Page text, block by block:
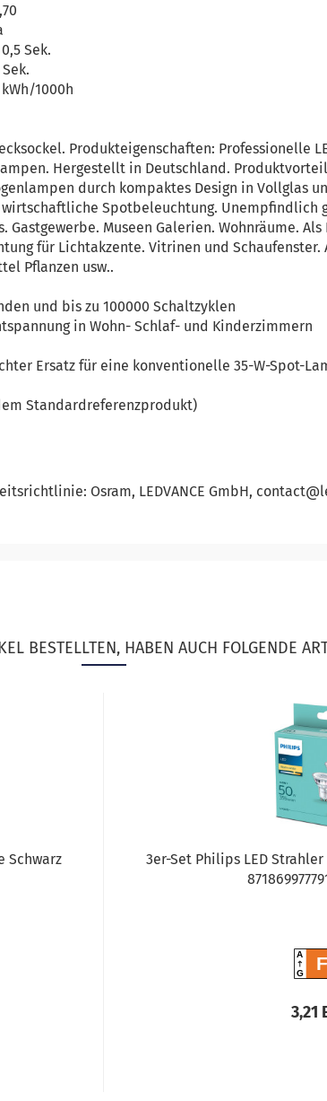
Sek.
kWh/1000h
Produkteigenschaften: Professionelle
Hergestellt in Deutschland.
durch kompaktes Design in Vollglas
Spotbeleuchtung. Unempfindlich
Gastgewerbe. Museen Galerien. Wohnräume.
für Lichtakzente. Vitrinen und Schaufenster.
Pflanzen usw..
und bis zu 100000 Schaltzyklen
in Wohn- Schlaf- und Kinderzimmern
Ersatz für eine konventionelle 35-W-Spot-
Standardreferenzprodukt)
Osram, LEDVANCE GmbH,
BESTELLTEN, HABEN AUCH FOLGENDE
Schwarz
3er-Set Philips LED Strahler
A
GF
3,21